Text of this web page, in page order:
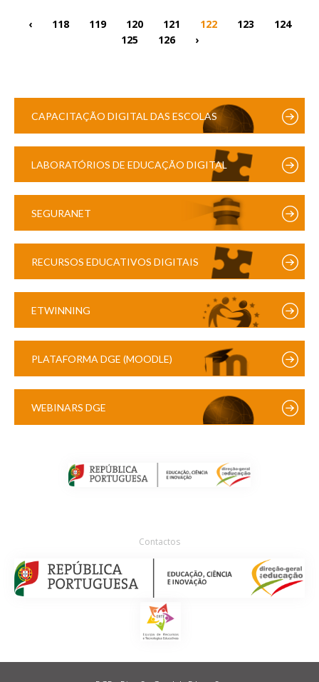
‹ 118 119 120 121 122 123
124
125
126 ›
CAPACITAÇÃO DIGITAL DAS ESCOLAS
LABORATÓRIOS DE EDUCAÇÃO DIGITAL
SEGURANET
RECURSOS EDUCATIVOS DIGITAIS
ETWINNING
PLATAFORMA DGE (MOODLE)
WEBINARS DGE
Contactos